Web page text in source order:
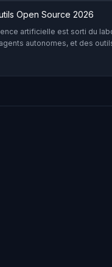
Open Source 2026
artificielle est sorti du
autonomes, et des